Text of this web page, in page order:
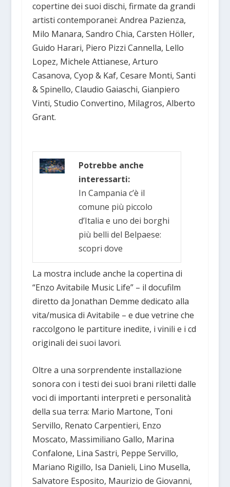
copertine dei suoi dischi, firmate da grandi
artisti contemporanei: Andrea Pazienza,
Milo Manara, Sandro Chia, Carsten Höller,
Guido Harari, Piero Pizzi Cannella, Lello
Lopez, Michele Attianese, Arturo
Casanova, Cyop & Kaf, Cesare Monti, Santi
& Spinello, Claudio Gaiaschi, Gianpiero
Vinti, Studio Convertino, Milagros, Alberto
Grant.
Potrebbe anche
interessarti:
In Campania c’è il
comune più piccolo
d’Italia e uno dei borghi
più belli del Belpaese:
scopri dove
La mostra include anche la copertina di
“Enzo Avitabile Music Life” – il docufilm
diretto da Jonathan Demme dedicato alla
vita/musica di Avitabile – e due vetrine che
raccolgono le partiture inedite, i vinili e i cd
originali dei suoi lavori.
Oltre a una sorprendente installazione
sonora con i testi dei suoi brani riletti dalle
voci di importanti interpreti e personalità
della sua terra: Mario Martone, Toni
Servillo, Renato Carpentieri, Enzo
Moscato, Massimiliano Gallo, Marina
Confalone, Lina Sastri, Peppe Servillo,
Mariano Rigillo, Isa Danieli, Lino Musella,
Salvatore Esposito, Maurizio de Giovanni,